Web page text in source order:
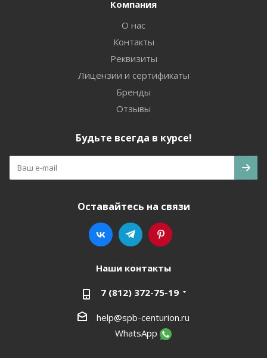
Компания
О нас
Контакты
Реквизиты
Лицензии и сертификаты
Бренды
Отзывы
Будьте всегда в курсе!
Оставайтесь на связи
Наши контакты
7 (812) 372-75-19
help@spb-centurion.ru
WhatsApp